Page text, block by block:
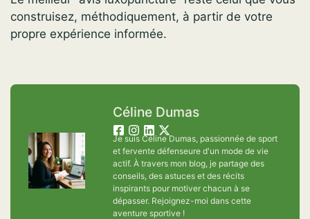
construisez, méthodiquement, à partir de votre
propre expérience informée.
Céline Dumas
Je suis Céline Dumas, passionnée de sport
et fervente défenseure d'un mode de vie
actif. À travers mon blog, je partage des
conseils, des astuces et des récits
inspirants pour motiver chacun à se
dépasser. Rejoignez-moi dans cette
aventure sportive !